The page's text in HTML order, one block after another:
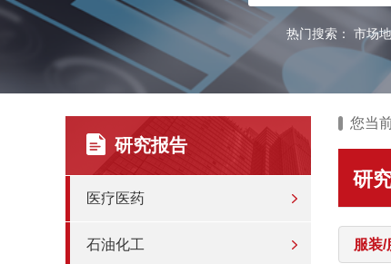
热门搜索： 市场
研究报告
医疗医药
石油化工
您当
研
服装/